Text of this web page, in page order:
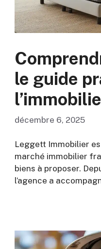
le guide
décembre 6, 2025
Leggett Immobilier
marché immobilier
biens à proposer.
l’agence a